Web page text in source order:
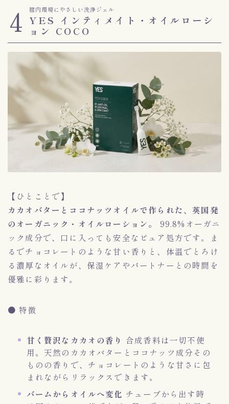
4 膣内環境にやさしい洗浄ジェル
YES インティメイト・オイルローシ
ョン COCO
【ひとことで】
カカオバターとココナッツオイルで作られた、英国発
のオーガニック・オイルローション。
99.8%オーガニ
ック成分で、口に入っても安全なピュア処方です。ま
るでチョコレートのような甘い香りと、体温でとろけ
る濃厚なオイルが、保湿ケアやパートナーとの時間を
優雅に彩ります。
● 特徴
甘く贅沢なカカオの香り 合成香料は一切不使
用。天然のカカオバターとココナッツ成分その
ものの香りで、チョコレートのような甘さに包
まれながらリラックスできます。
バームからオイルへ変化 チューブから出す時